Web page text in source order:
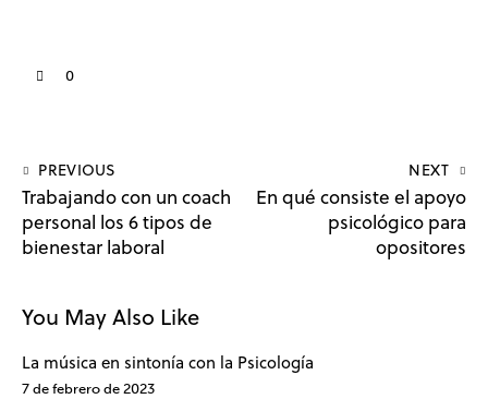
0
PREVIOUS
Trabajando con un coach
personal los 6 tipos de
bienestar laboral
NEXT
En qué consiste el apoyo
psicológico para
opositores
You May Also Like
La música en sintonía con la Psicología
7 de febrero de 2023